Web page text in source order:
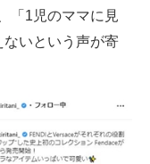
「1児のママに見
ないという声が寄